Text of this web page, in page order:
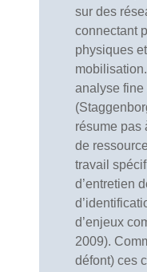
sur des
connectant
physiques
analyse fine
résume pas
de
travail
d’entretien
d’enjeux
2009).
défont) ces